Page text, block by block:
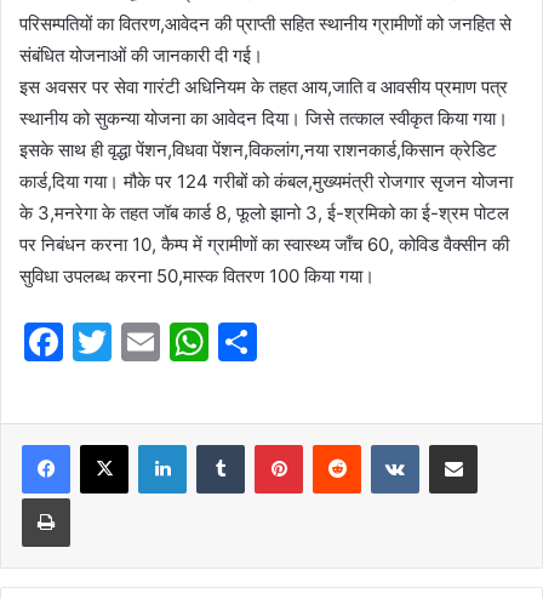
परिसम्पतियों का वितरण,आवेदन की प्राप्ती सहित स्थानीय ग्रामीणों को जनहित से
संबंधित योजनाओं की जानकारी दी गई।
इस अवसर पर सेवा गारंटी अधिनियम के तहत आय,जाति व आवसीय प्रमाण पत्र
स्थानीय को सुकन्या योजना का आवेदन दिया। जिसे तत्काल स्वीकृत किया गया।
इसके साथ ही वृद्धा पेंशन,विधवा पेंशन,विकलांग,नया राशनकार्ड,किसान क्रेडिट
कार्ड,दिया गया। मौके पर 124 गरीबों को कंबल,मुख्यमंत्री रोजगार सृजन योजना
के 3,मनरेगा के तहत जॉब कार्ड 8, फूलो झानो 3, ई-श्रमिको का ई-श्रम पोटल
पर निबंधन करना 10, कैम्प में ग्रामीणों का स्वास्थ्य जाँच 60, कोविड वैक्सीन की
सुविधा उपलब्ध करना 50,मास्क वितरण 100 किया गया।
F
c
e
b
o
o
T
itt
er
E
ai
l
W
at
s
A
p
ar
e
LinkedInTumblr PinterestReddit VKontakteShare via Email
Print